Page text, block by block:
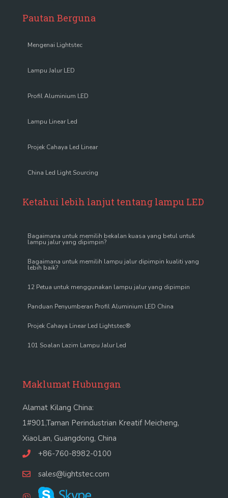
Pautan Berguna
Mengenai Lightstec
Lampu Jalur LED
Profil Aluminium LED
Lampu Linear Led
Projek Cahaya Led Linear
China Led Light Sourcing
Ketahui lebih lanjut tentang lampu LED
Bagaimana untuk memilih bekalan kuasa yang betul untuk
lampu jalur yang dipimpin?
Bagaimana untuk memilih lampu jalur dipimpin kualiti yang
lebih baik?
12 Petua untuk menggunakan lampu jalur yang dipimpin
Panduan Penyumberan Profil Aluminium LED China
Projek Cahaya Linear Led Lightstec®
101 Soalan Lazim Lampu Jalur Led
Maklumat Hubungan
Alamat Kilang China:
1#901,Taman Perindustrian Kreatif Meicheng,
XiaoLan, Guangdong, China
+86-760-8982-0100
sales@lightstec.com